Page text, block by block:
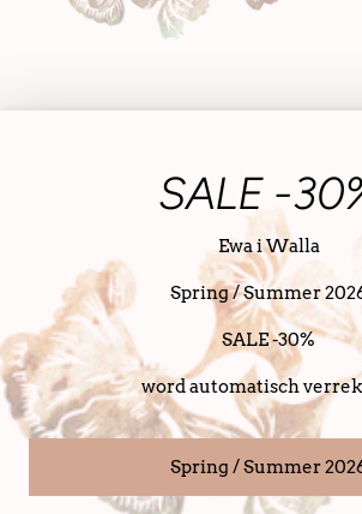
SALE -
Ewa i Walla
Spring / Summer
SALE -30%
word automatisch
Spring / Summer
taal
Nederlands Nederland (EUR €)
Copyright © 2026, SanDahlia. alle rechten
Powered bij SanDahlia